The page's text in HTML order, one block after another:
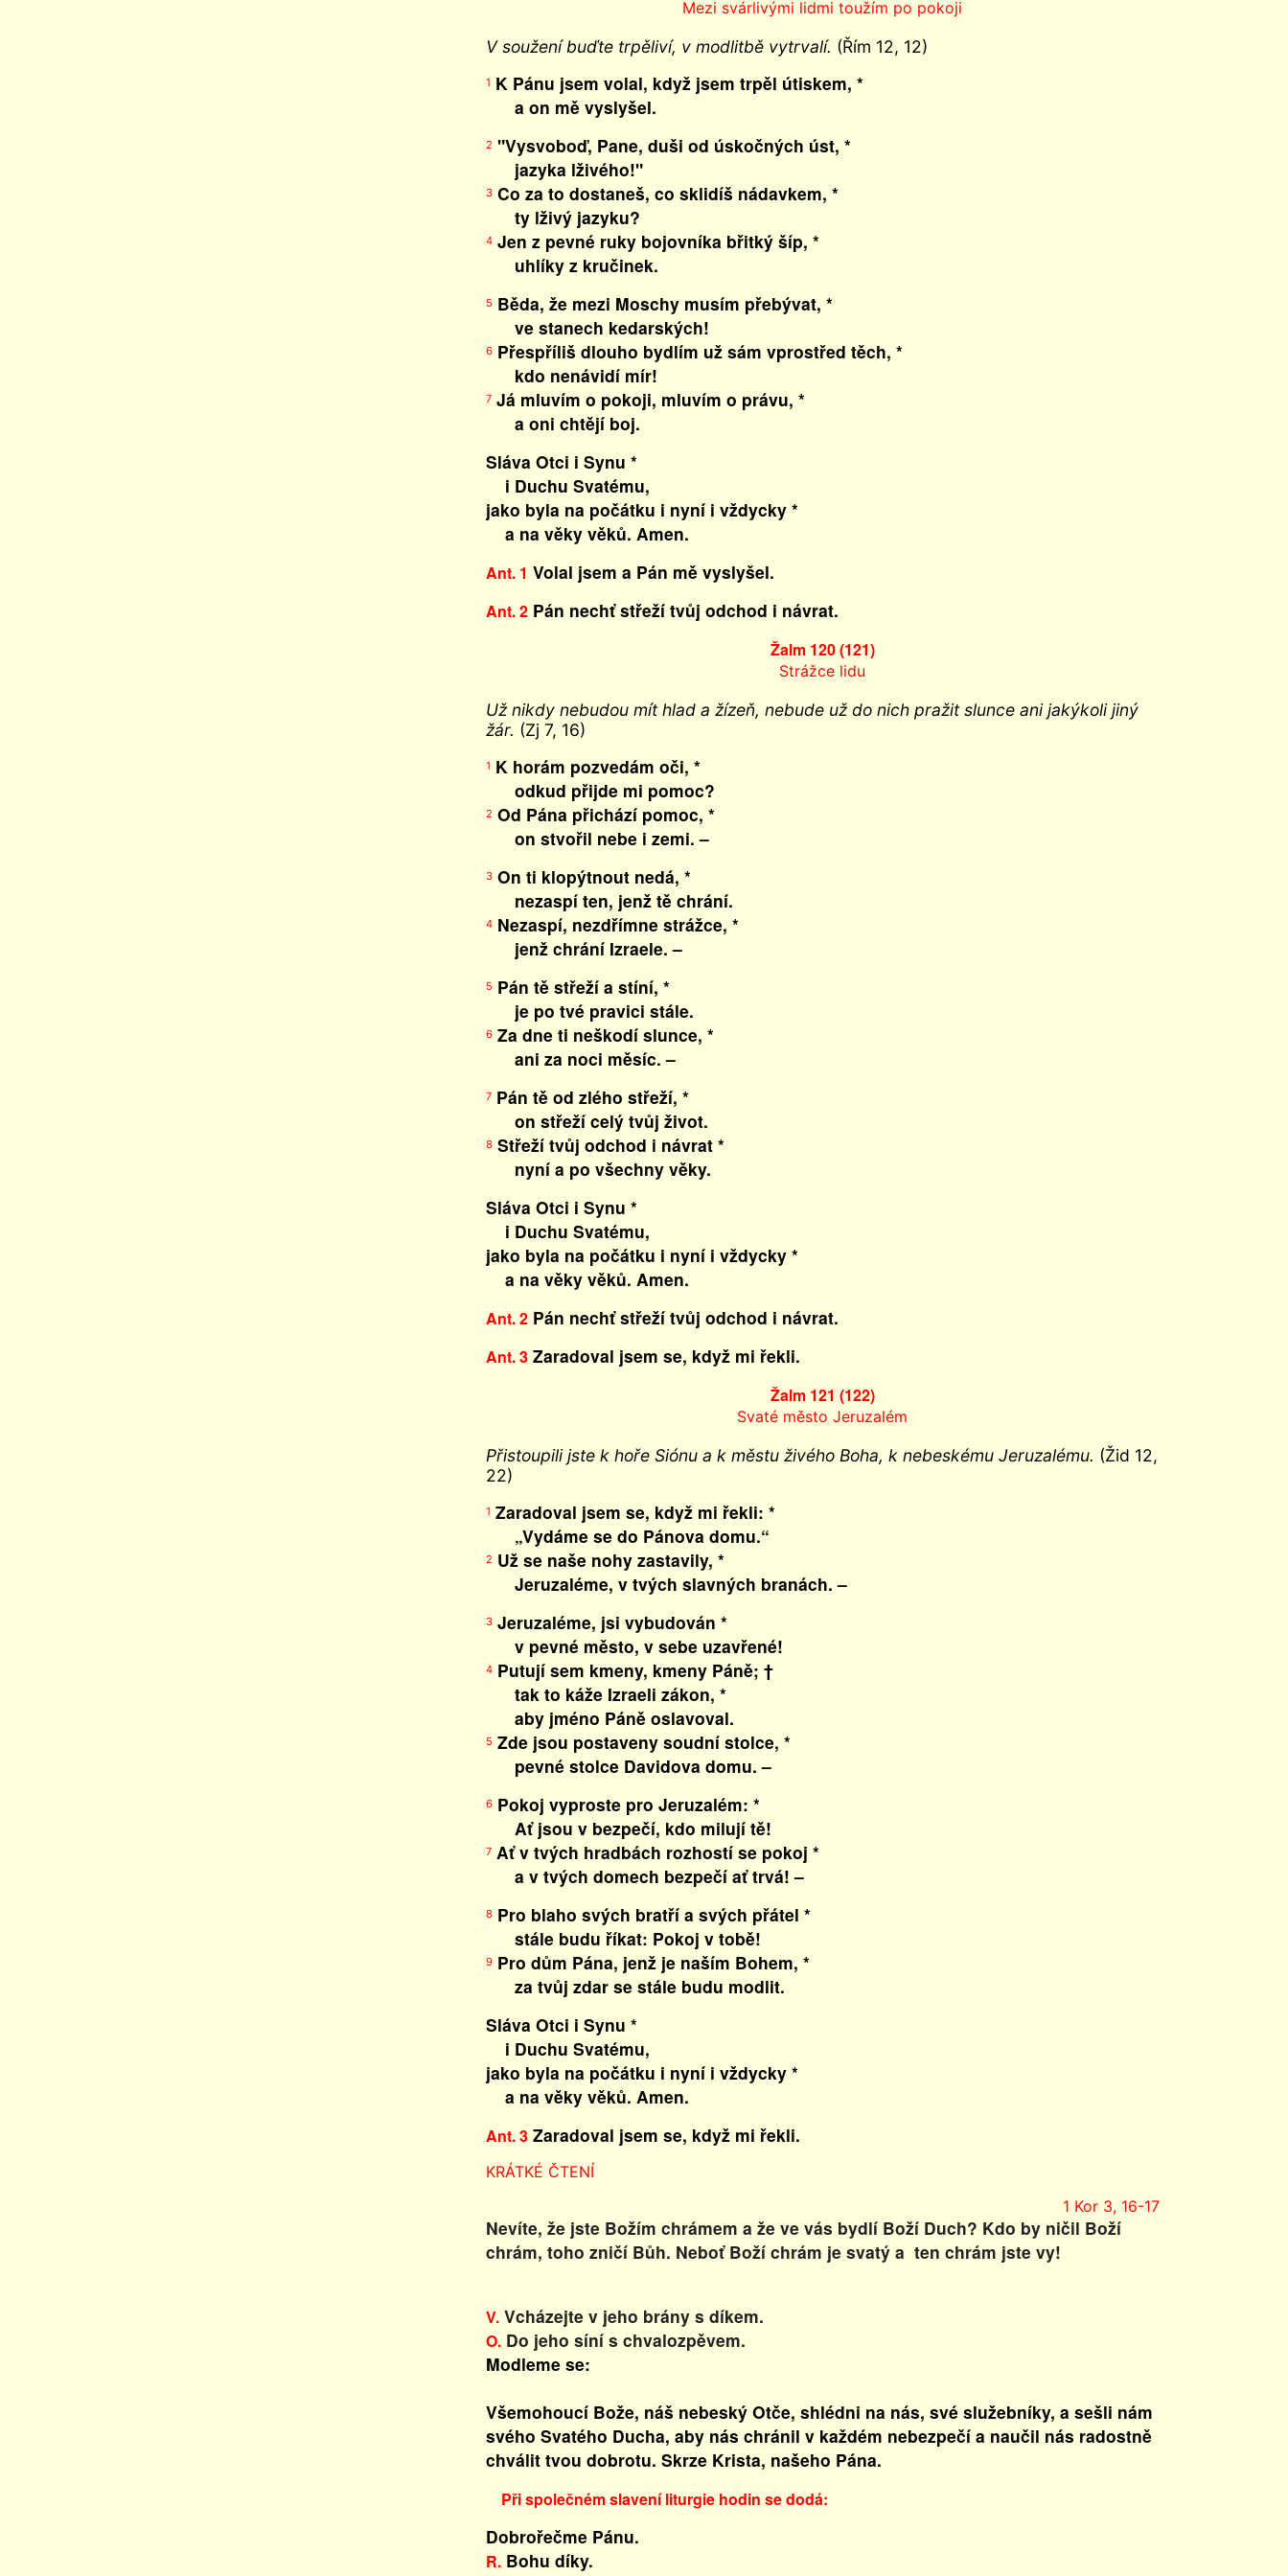
Mezi svárlivými lidmi toužím po pokoji
V soužení buďte trpěliví, v modlitbě vytrvalí. (Řím 12, 12)
1 K Pánu jsem volal, když jsem trpěl útiskem, *
a on mě vyslyšel.
2 "Vysvoboď, Pane, duši od úskočných úst, *
jazyka lživého!"
3 Co za to dostaneš, co sklidíš nádavkem, *
ty lživý jazyku?
4 Jen z pevné ruky bojovníka břitký šíp, *
uhlíky z kručinek.
5 Běda, že mezi Moschy musím přebývat, *
ve stanech kedarských!
6 Přespříliš dlouho bydlím už sám vprostřed těch, *
kdo nenávidí mír!
7 Já mluvím o pokoji, mluvím o právu, *
a oni chtějí boj.
Sláva Otci i Synu *
i Duchu Svatému,
jako byla na počátku i nyní i vždycky *
a na věky věků. Amen.
Ant. 1 Volal jsem a Pán mě vyslyšel.
Ant. 2 Pán nechť střeží tvůj odchod i návrat.
Žalm 120 (121)
Strážce lidu
Už nikdy nebudou mít hlad a žízeň, nebude už do nich pražit slunce ani jakýkoli jiný
žár. (Zj 7, 16)
1 K horám pozvedám oči, *
odkud přijde mi pomoc?
2 Od Pána přichází pomoc, *
on stvořil nebe i zemi. –
3 On ti klopýtnout nedá, *
nezaspí ten, jenž tě chrání.
4 Nezaspí, nezdřímne strážce, *
jenž chrání Izraele. –
5 Pán tě střeží a stíní, *
je po tvé pravici stále.
6 Za dne ti neškodí slunce, *
ani za noci měsíc. –
7 Pán tě od zlého střeží, *
on střeží celý tvůj život.
8 Střeží tvůj odchod i návrat *
nyní a po všechny věky.
Sláva Otci i Synu *
i Duchu Svatému,
jako byla na počátku i nyní i vždycky *
a na věky věků. Amen.
Ant. 2 Pán nechť střeží tvůj odchod i návrat.
Ant. 3 Zaradoval jsem se, když mi řekli.
Žalm 121 (122)
Svaté město Jeruzalém
Přistoupili jste k hoře Siónu a k městu živého Boha, k nebeskému Jeruzalému. (Žid 12,
22)
1 Zaradoval jsem se, když mi řekli: *
„Vydáme se do Pánova domu.“
2 Už se naše nohy zastavily, *
Jeruzaléme, v tvých slavných branách. –
3 Jeruzaléme, jsi vybudován *
v pevné město, v sebe uzavřené!
4 Putují sem kmeny, kmeny Páně; †
tak to káže Izraeli zákon, *
aby jméno Páně oslavoval.
5 Zde jsou postaveny soudní stolce, *
pevné stolce Davidova domu. –
6 Pokoj vyproste pro Jeruzalém: *
Ať jsou v bezpečí, kdo milují tě!
7 Ať v tvých hradbách rozhostí se pokoj *
a v tvých domech bezpečí ať trvá! –
8 Pro blaho svých bratří a svých přátel *
stále budu říkat: Pokoj v tobě!
9 Pro dům Pána, jenž je naším Bohem, *
za tvůj zdar se stále budu modlit.
Sláva Otci i Synu *
i Duchu Svatému,
jako byla na počátku i nyní i vždycky *
a na věky věků. Amen.
Ant. 3 Zaradoval jsem se, když mi řekli.
KRÁTKÉ ČTENÍ
1 Kor 3, 16-17
Nevíte, že jste Božím chrámem a že ve vás bydlí Boží Duch? Kdo by ničil Boží
chrám, toho zničí Bůh. Neboť Boží chrám je svatý a ten chrám jste vy!
V. Vcházejte v jeho brány s díkem.
O. Do jeho síní s chvalozpěvem.
Modleme se:
Všemohoucí Bože, náš nebeský Otče, shlédni na nás, své služebníky, a sešli nám
svého Svatého Ducha, aby nás chránil v každém nebezpečí a naučil nás radostně
chválit tvou dobrotu. Skrze Krista, našeho Pána.
Při společném slavení liturgie hodin se dodá:
Dobrořečme Pánu.
R. Bohu díky.